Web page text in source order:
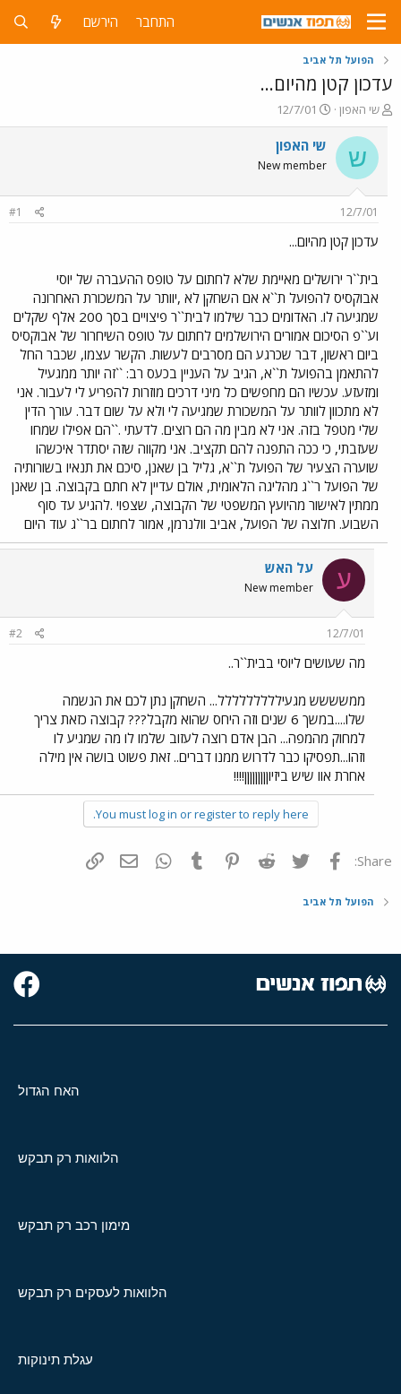
התחבר הירשם
הפועל תל אביב
עדכון קטן מהיום...
פ
ו
ת
ח
ה
ש
א
שי האפון
פ
ו
ר
ם
ר
ך
12/7/01
ש שי האפון
New member
12/7/01
#1
עדכון קטן מהיום...
בית``ר ירושלים מאיימת שלא לחתום על טופס ההעברה של יוסי
אבוקסיס להפועל ת``א אם השחקן לא ,יוותר על המשכורת האחרונה
שמגיעה לו. האדומים כבר שילמו לבית``ר פיצויים בסך 200 אלף שקלים
וע``פ הסיכום אמורים הירושלמים לחתום על טופס השיחרור של אבוקסיס
ביום ראשון, דבר שכרגע הם מסרבים לעשות. הקשר עצמו, שכבר החל
להתאמן בהפועל ת``א, הגיב על העניין בכעס רב: ``זה יותר ממגעיל
ומזעזע. עכשיו הם מחפשים כל מיני דרכים מוזרות להפריע לי לעבור. אני
לא מתכוון לוותר על המשכורת שמגיעה לי ולא על שום דבר. עורך הדין
שלי מטפל בזה. אני לא מבין מה הם רוצים. לדעתי .``הם אפילו שמחו
שעזבתי, כי ככה התפנה להם תקציב. אני מקווה שזה יסתדר איכשהו
שוערה הצעיר של הפועל ת``א, גליל בן שאנן, סיכם את תנאיו בשורותיה
של הפועל ר``ג מהליגה הלאומית, אולם עדיין לא חתם בקבוצה. בן שאנן
ממתין לאישור מהיועץ המשפטי של הקבוצה, שצפוי .להגיע עד סוף
השבוע. חלוצה של הפועל, אביב וולנרמן, אמור לחתום בר``ג עוד היום
ע על האש
New member
12/7/01
#2
מה שעושים ליוסי בבית``ר..
ממשששש מגעיללללללללל... השחקן נתן לכם את הנשמה
שלו....במשך 6 שנים וזה היחס שהוא מקבל??? קבוצה כזאת צריך
למחוק מהמפה... הבן אדם רוצה לעזוב שלמו לו מה שמגיע לו
וזהו...תפסיקו כבר לדרוש ממנו דברים.. זאת פשוט בושה אין מילה
אחרת אוו שיש ביזיוןןןןןןןןן!!!!
You must log in or register to reply here.
Share: פייסבוק Twitter
Reddit
Pinterest
Tumblr
WhatsAppדואר אלקטרוני
הפועל תל אביב
האח הגדול
הלוואות רק תבקש
מימון רכב רק תבקש
הלוואות לעסקים רק תבקש
עגלת תינוקות